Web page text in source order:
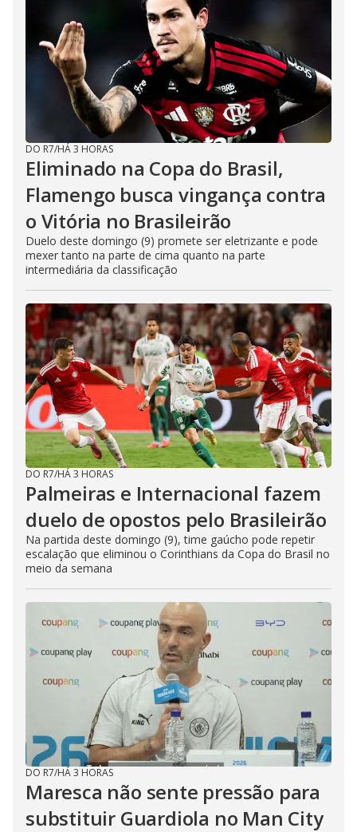
DO R7/HÁ 3 HORAS
Eliminado na Copa do Brasil,
Flamengo busca vingança contra
o Vitória no Brasileirão
Duelo deste domingo (9) promete ser eletrizante e pode
mexer tanto na parte de cima quanto na parte
intermediária da classificação
DO R7/HÁ 3 HORAS
Palmeiras e Internacional fazem
duelo de opostos pelo Brasileirão
Na partida deste domingo (9), time gaúcho pode repetir
escalação que eliminou o Corinthians da Copa do Brasil no
meio da semana
DO R7/HÁ 3 HORAS
Maresca não sente pressão para
substituir Guardiola no Man City